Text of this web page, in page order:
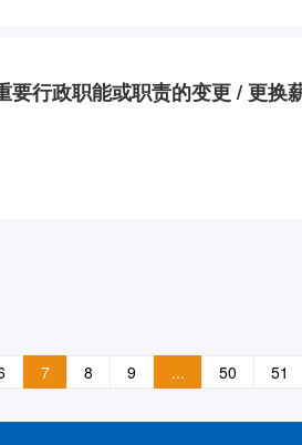
行政职能或职责的变更 / 更换
7 8 9 ... 50 51